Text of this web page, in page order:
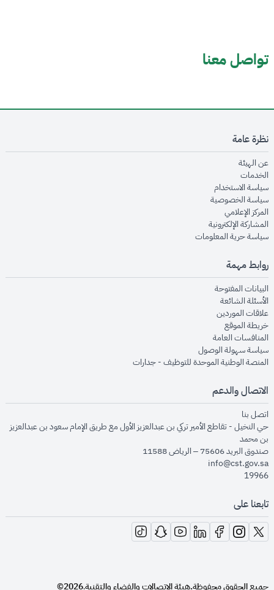
تواصل معنا
نظرة عامة
عن الهيئةopens in new window
الخدماتopens in new window
سياسة الاستخدام
سياسة الخصوصيةopens in new window
المركز الإعلاميopens in new window
المشاركة الإلكترونيةopens in new window
سياسة حرية المعلوماتopens in new window
روابط مهمة
البيانات المفتوحةopens in new window
الأسئلة الشائعةopens in new window
علاقات الموردينopens in new window
خريطة الموقعopens in new window
المنافسات العامةopens in new window
سياسة سهولة الوصولopens in new window
المنصة الوطنية الموحدة للتوظيف - جداراتopens in new window
الاتصال والدعم
اتصل بنا
حي النخيل - تقاطع الأمير تركي بن عبدالعزيز الأول مع طريق الإمام سعود بن عبدالعزيز
بن محمد
صندوق البريد 75606 – الرياض 11588
info@cst.gov.sa
19966
تابعنا على
opens in new window
opens in new window
opens in new window
opens in new window
opens in new window
opens in new window
opens in new window
جميع الحقوق محفوظة.هيئة الاتصالات والفضاء والتقنية.
2026©